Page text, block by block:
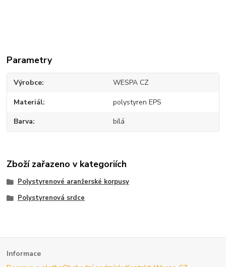
Parametry
Výrobce WESPA CZ
Materiál polystyren EPS
Barva bílá
Zboží zařazeno v kategoriích
Polystyrenové aranžerské korpusy
Polystyrenová srdce
Informace